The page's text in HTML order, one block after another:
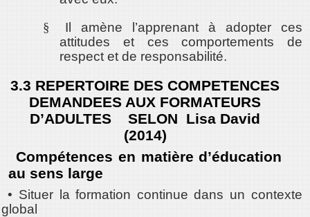
§
Il amène l’apprenant à adopter ces
attitudes et ces comportements de
respect et de responsabilité.
3.3 REPERTOIRE DES COMPETENCES
DEMANDEES AUX FORMATEURS
D’ADULTES SELON Lisa David
(2014)
Compétences en matière d’éducation
au sens large
• Situer la formation continue dans un contexte
global